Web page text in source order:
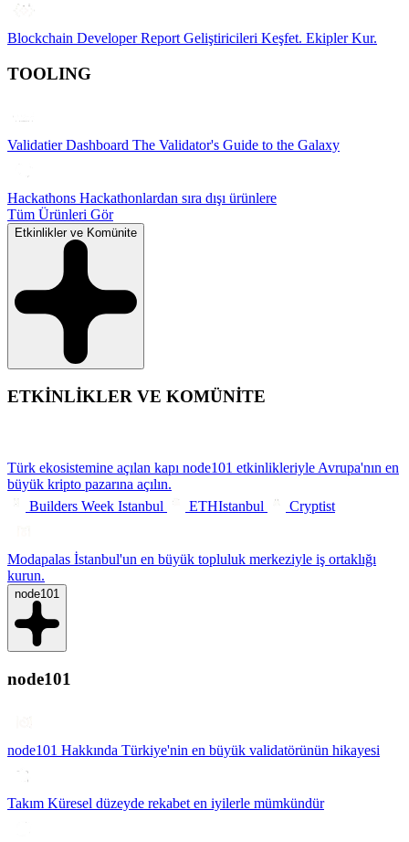
Blockchain Developer Report Geliştiricileri Keşfet. Ekipler Kur.
TOOLING
Validatier Dashboard The Validator's Guide to the Galaxy
Hackathons Hackathonlardan sıra dışı ürünlere
Tüm Ürünleri Gör
Etkinlikler ve Komünite
ETKİNLİKLER VE KOMÜNİTE
Türk ekosistemine açılan kapı node101 etkinlikleriyle Avrupa'nın en
büyük kripto pazarına açılın.
Builders Week Istanbul
ETHIstanbul Cryptist
Modapalas İstanbul'un en büyük topluluk merkeziyle iş ortaklığı
kurun.
node101
node101
node101 Hakkında Türkiye'nin en büyük validatörünün hikayesi
Takım Küresel düzeyde rekabet en iyilerle mümkündür